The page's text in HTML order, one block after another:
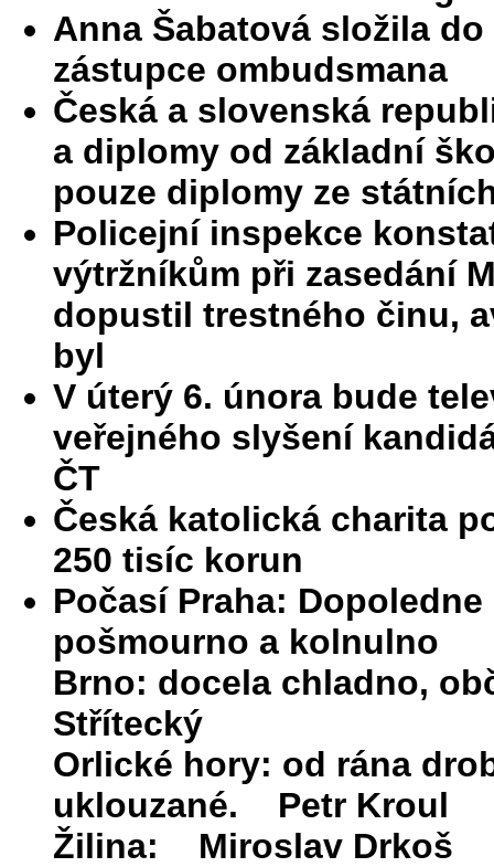
Anna Šabatová složila
zástupce ombudsmana
Česká a slovenská
a diplomy od základní
pouze diplomy ze
Policejní inspekce
výtržníkům při zasedání
dopustil trestného činu,
byl
V úterý 6. února bude
veřejného slyšení
ČT
Česká katolická charita
250 tisíc korun
Počasí Praha:
pošmourno a kolnulno
Brno: docela chladno,
Střítecký
Orlické hory: od rána
uklouzané. Petr Kroul
Žilina: Miroslav Drkoš